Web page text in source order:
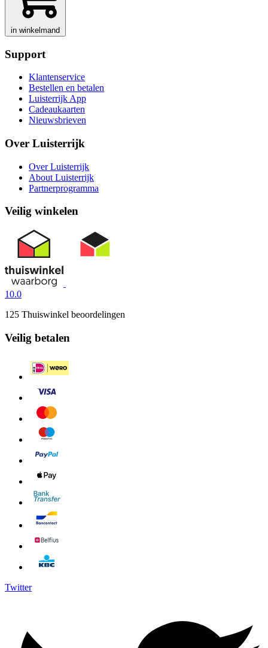
in winkelmand
Support
Klantenservice
Bestellen en betalen
Luisterrijk App
Cadeaukaarten
Nieuwsbrieven
Over Luisterrijk
Over Luisterrijk
About Luisterrijk
Partnerprogramma
Veilig winkelen
10.0
125 Thuiswinkel beoordelingen
Veilig betalen
Twitter